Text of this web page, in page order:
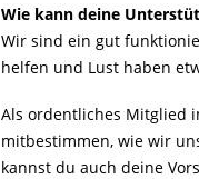
Wie kann deine
Wir sind ein gut
helfen und Lust haben
Als ordentliches Mitglied
mitbestimmen, wie wir
kannst du auch deine